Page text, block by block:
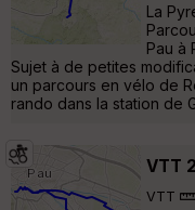
La
Pau à
Sujet à de petites
un parcours en vélo de
rando dans la station de
VTT
VTT